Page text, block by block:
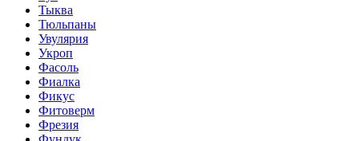
Тыква
Тюльпаны
Увулярия
Укроп
Фасоль
Фиалка
Фикус
Фитоверм
Фрезия